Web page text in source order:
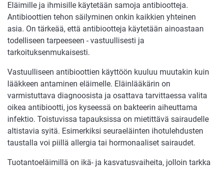
Eläimille ja ihmisille käytetään samoja antibiootteja.
Antibioottien tehon säilyminen onkin kaikkien yhteinen
asia. On tärkeää, että antibiootteja käytetään ainoastaan
todelliseen tarpeeseen - vastuullisesti ja
tarkoituksenmukaisesti.
Vastuulliseen antibioottien käyttöön kuuluu muutakin kuin
lääkkeen antaminen eläimelle. Eläinlääkärin on
varmistuttava diagnoosista ja osattava tarvittaessa valita
oikea antibiootti, jos kyseessä on bakteerin aiheuttama
infektio. Toistuvissa tapauksissa on mietittävä sairaudelle
altistavia syitä. Esimerkiksi seuraeläinten ihotulehdusten
taustalla voi piillä allergia tai hormonaaliset sairaudet.
Tuotantoeläimillä on ikä- ja kasvatusvaiheita, jolloin tarkka